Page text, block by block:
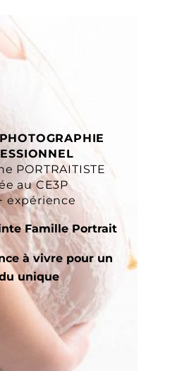
PORTRAITISTE
au CE3P
expérience
Famille Portrait
à vivre pour un
unique